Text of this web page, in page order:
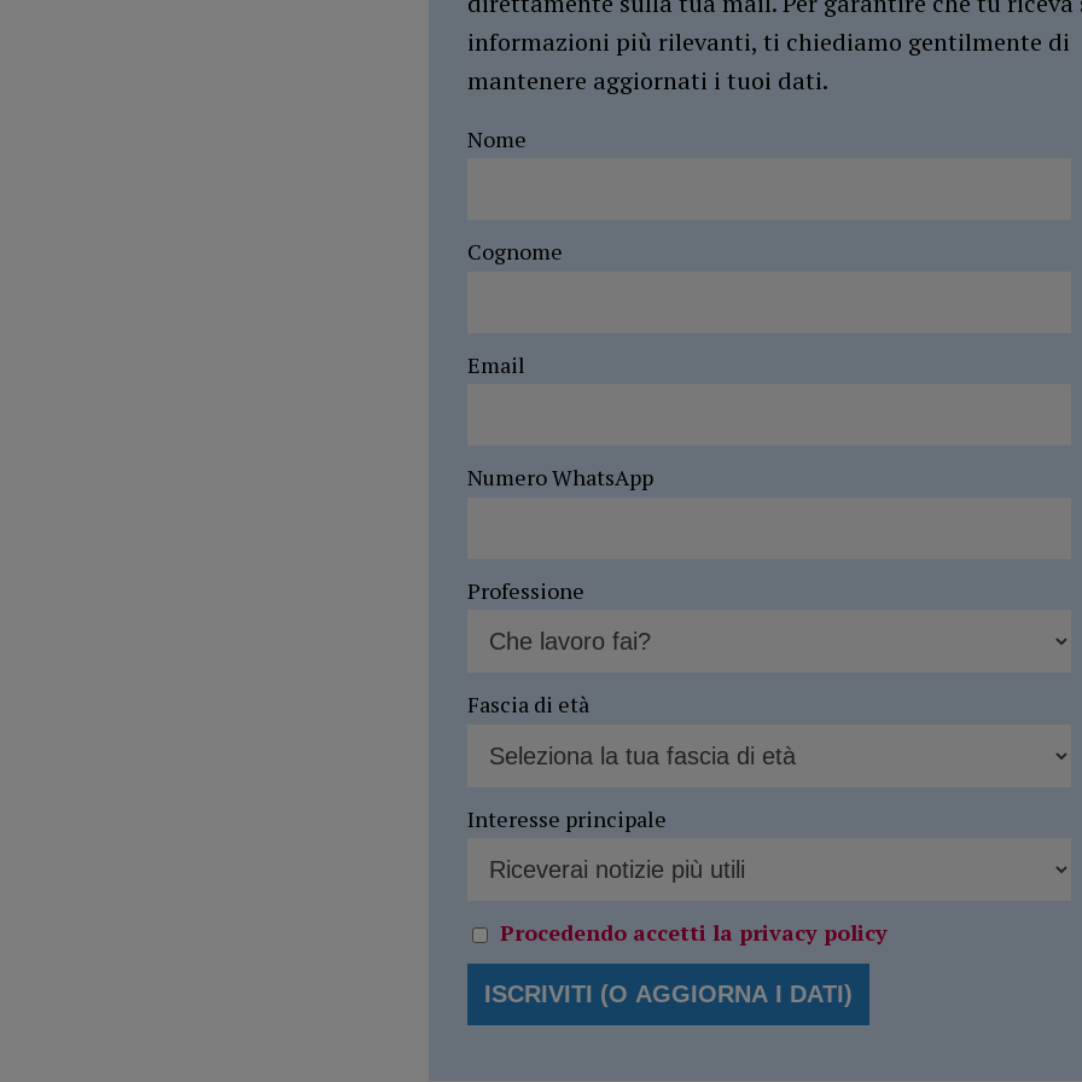
informazioni più rilevanti, ti chiediamo gentilmente di
mantenere aggiornati i tuoi dati.
Nome
Cognome
Email
Numero WhatsApp
Professione
Fascia di età
Interesse principale
Procedendo accetti la privacy policy